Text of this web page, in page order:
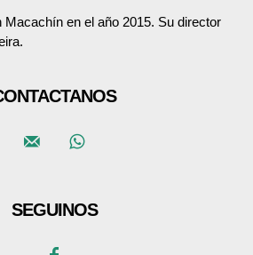
Macachín en el año 2015. Su director
SEGUINOS